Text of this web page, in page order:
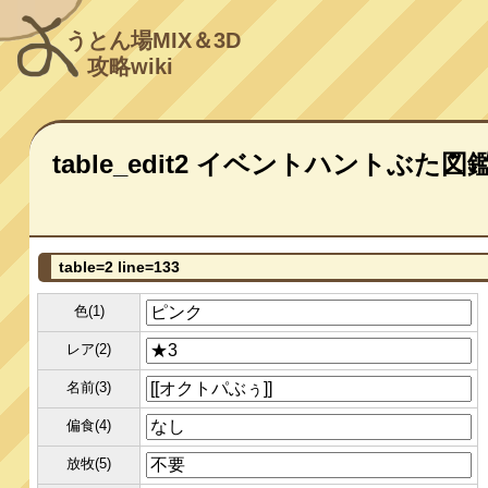
うとん場MIX＆3D
攻略wiki
table_edit2 イベントハントぶた図
table=2 line=133
色(1)
レア(2)
名前(3)
偏食(4)
放牧(5)